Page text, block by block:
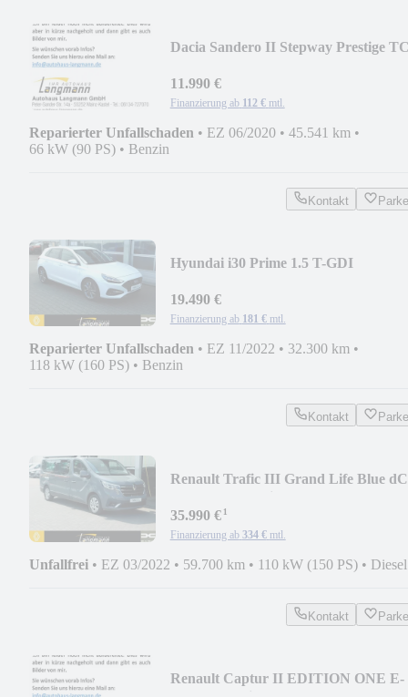
Dacia Sandero II Stepway Prestige
11.990 €
Finanzierung ab 112 € mtl.
Reparierter Unfallschaden • EZ 06/2020 • 45.541 km •
66 kW (90 PS) • Benzin
Kontakt
Hyundai i30 Prime 1.5 T-GDI
19.490 €
Finanzierung ab 181 € mtl.
Reparierter Unfallschaden • EZ 11/2022 • 32.300 km •
118 kW (160 PS) • Benzin
Kontakt
Renault Trafic III Grand Life Blue
35.990 €¹
Finanzierung ab 334 € mtl.
Unfallfrei • EZ 03/2022 • 59.700 km • 110 kW (150 PS) • Diesel
Kontakt
Renault Captur II EDITION ONE E-